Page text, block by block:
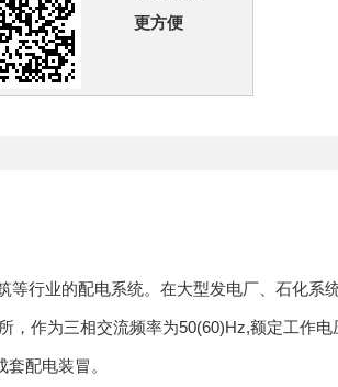
更方便
行业的配电系统。在大型发电厂、石化系
，作为三相交流频率为50(60)Hz,额定工作
配电装冒。